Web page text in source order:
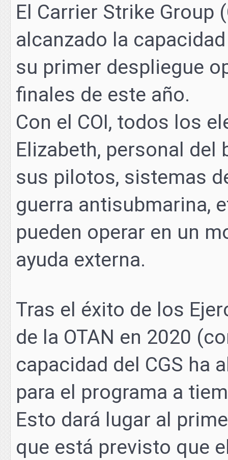
El Carrier Strike Group
alcanzado la
su primer despliegue
finales de este año.
Con el COI, todos los
Elizabeth, personal del
sus pilotos, sistemas
guerra antisubmarina,
pueden operar en un
ayuda externa.
Tras el éxito de los
de la OTAN en 2020
capacidad del CGS ha
para el programa a
Esto dará lugar al
que está previsto que